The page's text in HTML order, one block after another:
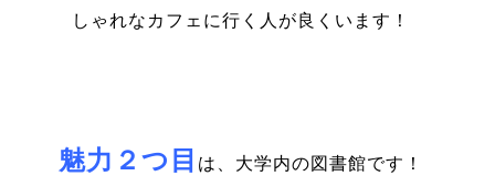
しゃれなカフェに行く人が良くいます！
魅力２つ目 は、大学内の図書館です！